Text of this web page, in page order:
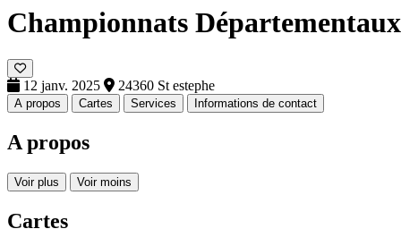
Championnats
12 janv. 2025 24360 St estephe
A propos Cartes Services Informations de contact
A propos
Voir plus Voir moins
Cartes